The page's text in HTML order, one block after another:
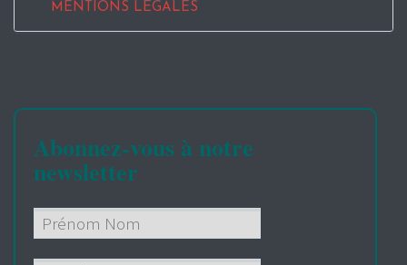
MENTIONS LEGALES
Abonnez-vous à notre
newsletter